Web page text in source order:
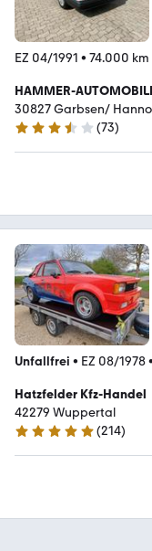
EZ 04/1991 • 74.000 km
HAMMER-
30827 Garbsen/
3.4 Sterne
(73)
Unfallfrei • EZ 08/1978•
Hatzfelder Kfz-Handel
42279 Wuppertal
4.8 Sterne
(214)